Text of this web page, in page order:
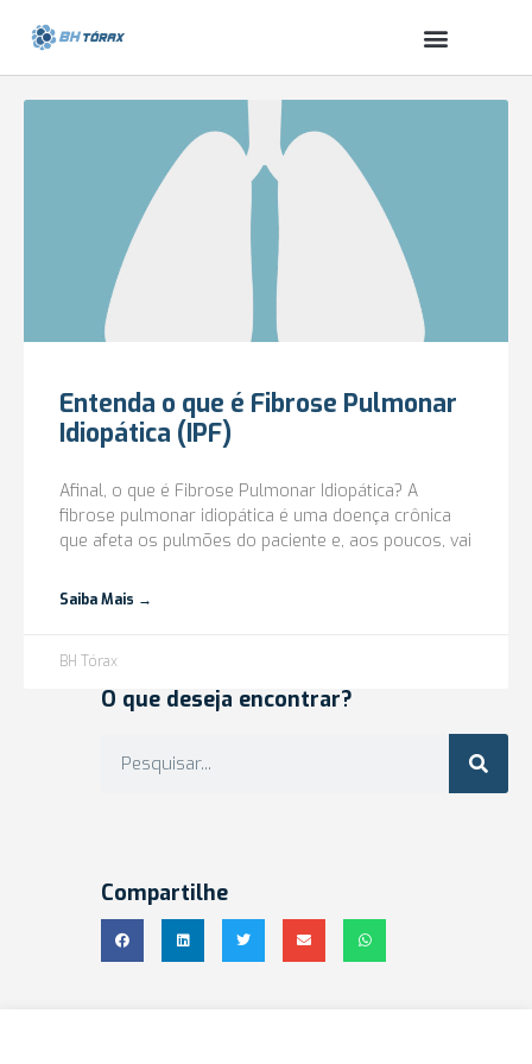
Entenda o que é Fibrose Pulmonar
Idiopática (IPF)
Afinal, o que é Fibrose Pulmonar Idiopática? A
fibrose pulmonar idiopática é uma doença crônica
que afeta os pulmões do paciente e, aos poucos, vai
Saiba Mais →
BH Tórax
O que deseja encontrar?
Compartilhe